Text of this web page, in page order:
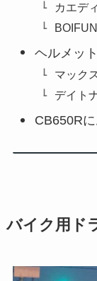
カエデ
ヘルメッ
マック
デイト
CB650R
バイク用ド